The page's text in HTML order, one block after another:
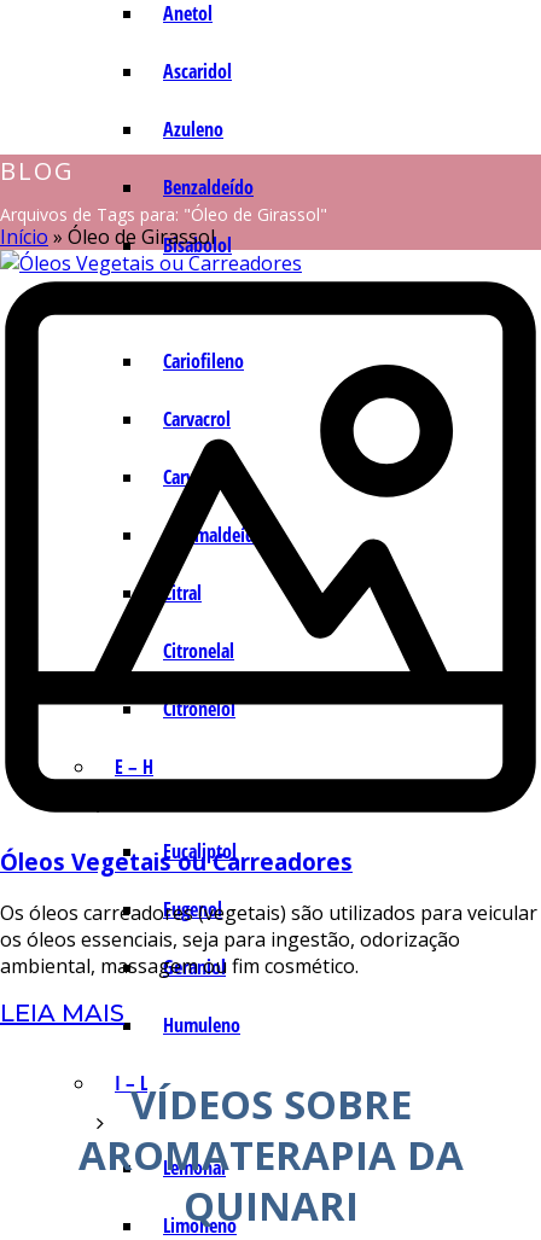
Anetol
Ascaridol
Azuleno
Benzaldeído
Bisabolol
Cariofileno
Carvacrol
Carvona
Cinamaldeído
Citral
Citronelal
Citronelol
E – H
Eucaliptol
Eugenol
Geraniol
Humuleno
I – L
Lemonal
Limoneno
BLOG
Arquivos de Tags para: "Óleo de Girassol"
Início » Óleo de Girassol
Óleos Vegetais ou Carreadores
Os óleos carreadores (vegetais) são utilizados para veicular
os óleos essenciais, seja para ingestão, odorização
ambiental, massagem ou fim cosmético.
LEIA MAIS
VÍDEOS SOBRE
AROMATERAPIA DA
QUINARI